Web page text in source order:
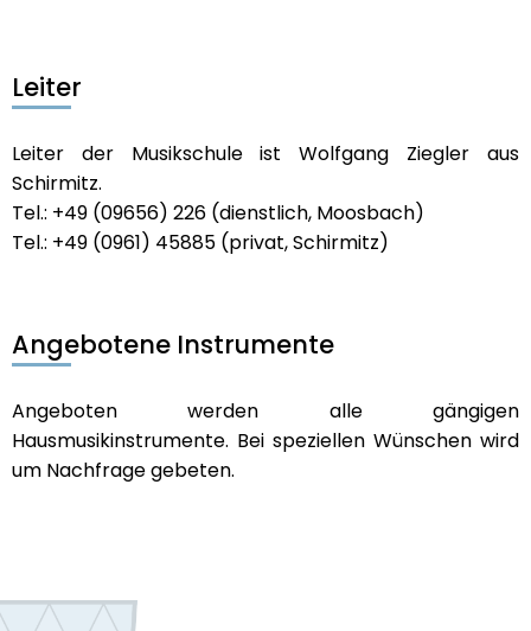
Leiter
Leiter der Musikschule ist Wolfgang Ziegler aus
Schirmitz.
Tel.: +49 (09656) 226 (dienstlich, Moosbach)
Tel.: +49 (0961) 45885 (privat, Schirmitz)
Angebotene Instrumente
Angeboten werden alle gängigen
Hausmusikinstrumente. Bei speziellen Wünschen wird
um Nachfrage gebeten.